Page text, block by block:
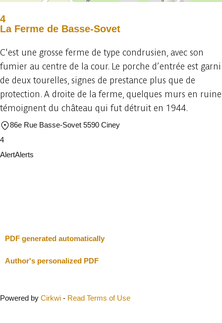
4
La Ferme de Basse-Sovet
C'est une grosse ferme de type condrusien, avec son
fumier au centre de la cour. Le porche d’entrée est garni
de deux tourelles, signes de prestance plus que de
protection. A droite de la ferme, quelques murs en ruine
témoignent du château qui fut détruit en 1944.
86e Rue Basse-Sovet 5590 Ciney
4
AlertAlerts
PDF generated automatically
Author's personalized PDF
Powered by Cirkwi - Read Terms of Use